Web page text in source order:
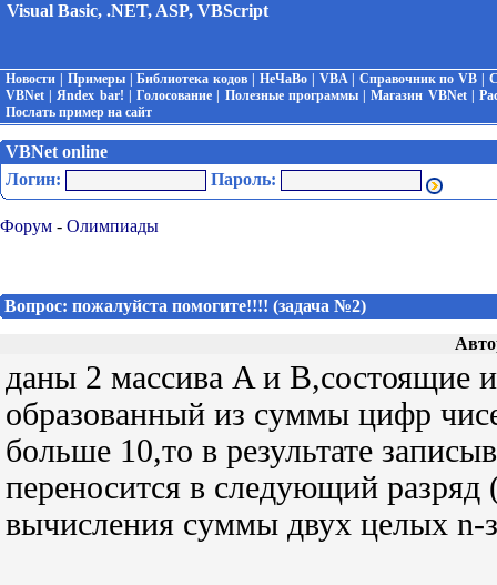
Visual Basic, .NET, ASP, VBScript
Новости Примеры|Библиотека кодов |НеЧаВо VBA| Справочник по VB |
VBNet |Яndex bar! |Голосование Полезные программы|Магазин VBNet|
Послать пример на сайт
VBNet online
Логин:
Пароль:
Форум - Олимпиады
Вопрос: пожалуйста помогите!!!! (задача №2)
даны 2 массива A и B,состоящие
образованный из суммы цифр
больше 10,то в результате
переносится в следующий разряд
вычисления суммы двух целых n-